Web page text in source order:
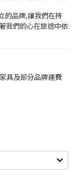
的品牌,讓我們在持
我們的心在旅途中依
具及部分品牌運費